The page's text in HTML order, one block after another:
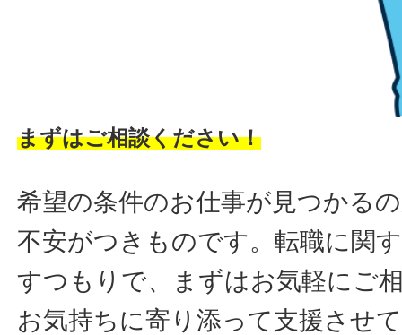
まずはご相談ください！
希望の条件のお仕事が見つかる
不安がつきものです。転職に関
すつもりで、まずはお気軽にご
お気持ちに寄り添って支援させ